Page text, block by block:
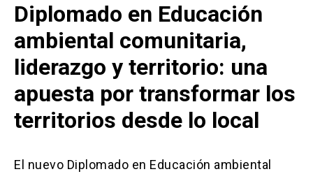
Programas de Estudio
Programas Corporativos
Noticias
Solicitud Certificados
(El
se
Portal Empresas(El
Diplomado en Educación
ambiental comunitaria,
liderazgo y territorio: una
apuesta por transformar los
territorios desde lo local
El nuevo Diplomado en Educación ambiental